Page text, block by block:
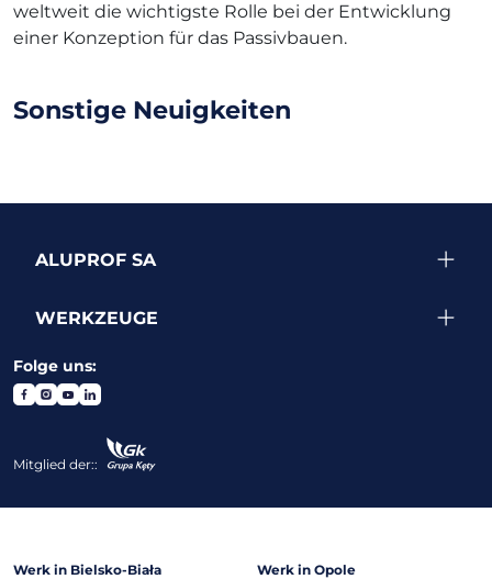
weltweit die wichtigste Rolle bei der Entwicklung
einer Konzeption für das Passivbauen.
Sonstige Neuigkeiten
ALUPROF SA
WERKZEUGE
Folge uns:
Mitglied der::
Werk in Bielsko-Biała Werk in Opole